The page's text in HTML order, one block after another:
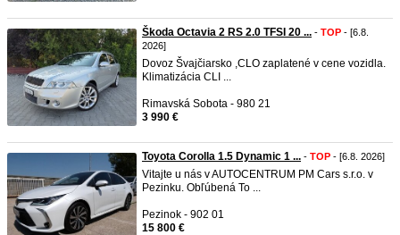
Škoda Octavia 2 RS 2.0 TFSI 20 ... - TOP - [6.8.
2026]
Dovoz Švajčiarsko ,CLO zaplatené v cene vozidla.
Klimatizácia CLI ...
Rimavská Sobota - 980 21
3 990 €
Toyota Corolla 1.5 Dynamic 1 ... - TOP - [6.8. 2026]
Vitajte u nás v AUTOCENTRUM PM Cars s.r.o. v
Pezinku. Obľúbená To ...
Pezinok - 902 01
15 800 €